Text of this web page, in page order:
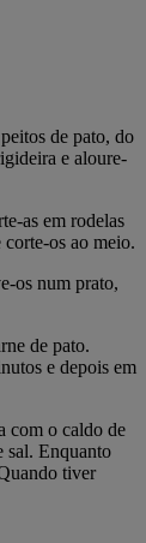
de pato, do
e aloure-
as em rodelas
corte-os ao meio.
os num prato,
de pato.
e depois em
com o caldo de
sal. Enquanto
tiver